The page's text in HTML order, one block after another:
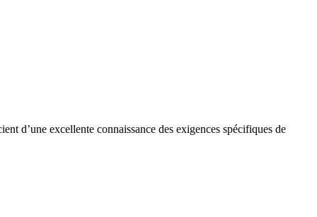
d’une excellente connaissance des exigences spécifiques de